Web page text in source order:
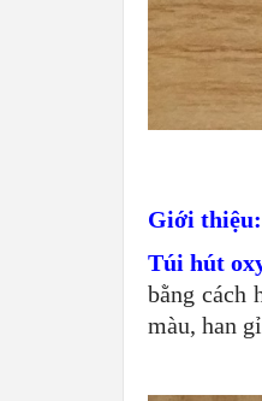
Giới thiệu:
Túi hút
bằng cách
màu, han